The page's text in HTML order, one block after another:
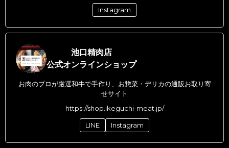
Instagram
池口精肉店
公式オンラインショップ
お肉のプロが厳選和牛で手作り、お惣菜・デリカの通販お取り寄
せサイト
https://shop.ikeguchi-meat.jp/
LINE Instagram